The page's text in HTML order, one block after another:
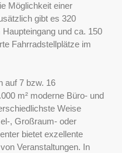
Möglichkeit einer
gibt es 320
und ca. 150
Fahrradstellplätze im
auf 7 bzw. 16
m² moderne Büro- und
Weise
, Großraum- oder
bietet exzellente
Veranstaltungen. In